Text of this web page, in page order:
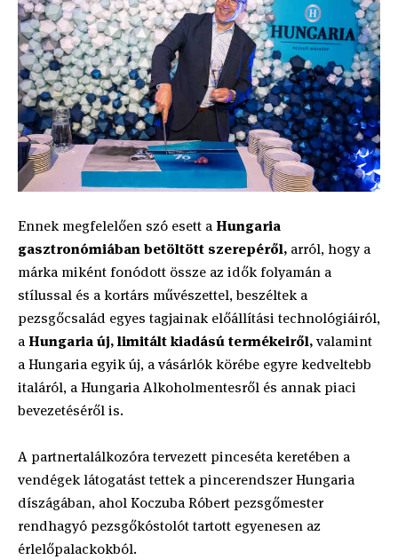
Ennek megfelelően szó esett a Hungaria
gasztronómiában betöltött szerepéről, arról, hogy a
márka miként fonódott össze az idők folyamán a
stílussal és a kortárs művészettel, beszéltek a
pezsgőcsalád egyes tagjainak előállítási technológiáiról,
a Hungaria új, limitált kiadású termékeiről,valamint
a Hungaria egyik új, a vásárlók körébe egyre kedveltebb
italáról, a Hungaria Alkoholmentesről és annak piaci
bevezetéséről is.
A partnertalálkozóra tervezett pinceséta keretében a
vendégek látogatást tettek a pincerendszer Hungaria
díszágában, ahol Koczuba Róbert pezsgőmester
rendhagyó pezsgőkóstolót tartott egyenesen az
érlelőpalackokból.